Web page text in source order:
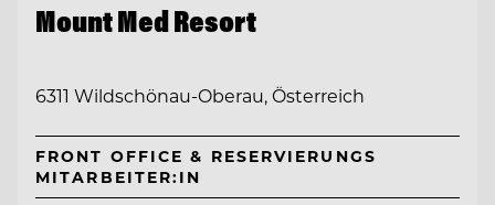
Mount Med Resort
6311 Wildschönau-Oberau, Österreich
FRONT OFFICE & RESERVIERUNGS
MITARBEITER:IN